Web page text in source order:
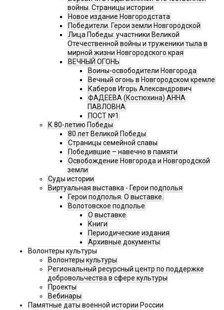
войны. Страницы истории
Новое издание Новгородстата
Победители. Герои земли Новгородской
Лица Победы: участники Великой
Отечественной войны и труженики тыла в
мирной жизни Новгородского края
ВЕЧНЫЙ ОГОНЬ
Воины-освободители Новгорода
Вечный огонь в Новгородском кремле
Каберов Игорь Александрович
ФАДЕЕВА (Костюхина) АННА
ПАВЛОВНА
ПОСТ №1
К 80-летию Победы
80 лет Великой Победы
Страницы семейной славы
Победившие – навечно в памяти
Освобождение Новгорода и Новгородской
земли
Суды истории
Виртуальная выставка - Герои подполья
Герои подполья. О выставке.
Волотовское подполье
О выставке
Книги
Периодические издания
Архивные документы
Волонтеры культуры
Волонтеры культуры
Региональный ресурсный центр по поддержке
добровольчества в сфере культуры
Проекты
Вебинары
Памятные даты военной истории России